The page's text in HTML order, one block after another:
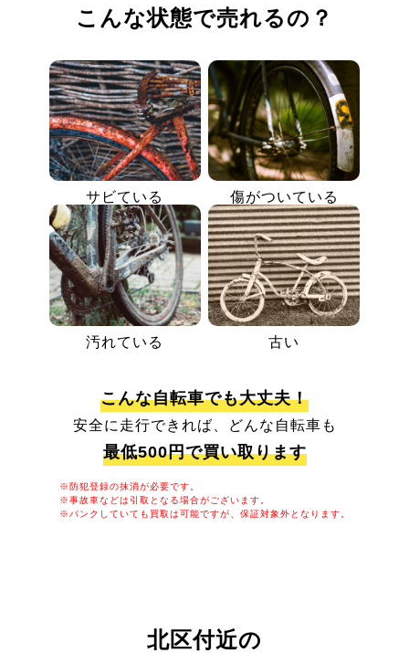
こんな状態で売れるの？
サビている 傷がついている
汚れている 古い
こんな自転車でも大丈夫！
安全に走行できれば、どんな自転車も
最低500円で買い取ります
※防犯登録の抹消が必要です。
※事故車などは引取となる場合がございます。
※パンクしていても買取は可能ですが、保証対象外となります。
北区付近の